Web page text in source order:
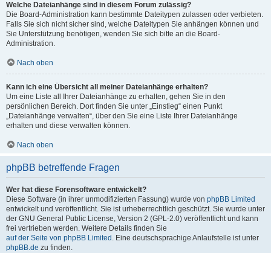
Welche Dateianhänge sind in diesem Forum zulässig?
Die Board-Administration kann bestimmte Dateitypen zulassen oder verbieten.
Falls Sie sich nicht sicher sind, welche Dateitypen Sie anhängen können und
Sie Unterstützung benötigen, wenden Sie sich bitte an die Board-
Administration.
Nach oben
Kann ich eine Übersicht all meiner Dateianhänge erhalten?
Um eine Liste all Ihrer Dateianhänge zu erhalten, gehen Sie in den
persönlichen Bereich. Dort finden Sie unter „Einstieg“ einen Punkt
„Dateianhänge verwalten“, über den Sie eine Liste Ihrer Dateianhänge
erhalten und diese verwalten können.
Nach oben
phpBB betreffende Fragen
Wer hat diese Forensoftware entwickelt?
Diese Software (in ihrer unmodifizierten Fassung) wurde von phpBB Limited
entwickelt und veröffentlicht. Sie ist urheberrechtlich geschützt. Sie wurde unter
der GNU General Public License, Version 2 (GPL-2.0) veröffentlicht und kann
frei vertrieben werden. Weitere Details finden Sie
auf der Seite von phpBB Limited . Eine deutschsprachige Anlaufstelle ist unter
phpBB.de zu finden.